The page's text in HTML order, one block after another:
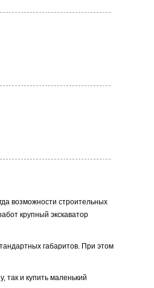
возможности строительных
крупный экскаватор
габаритов. При этом
так и купить маленький